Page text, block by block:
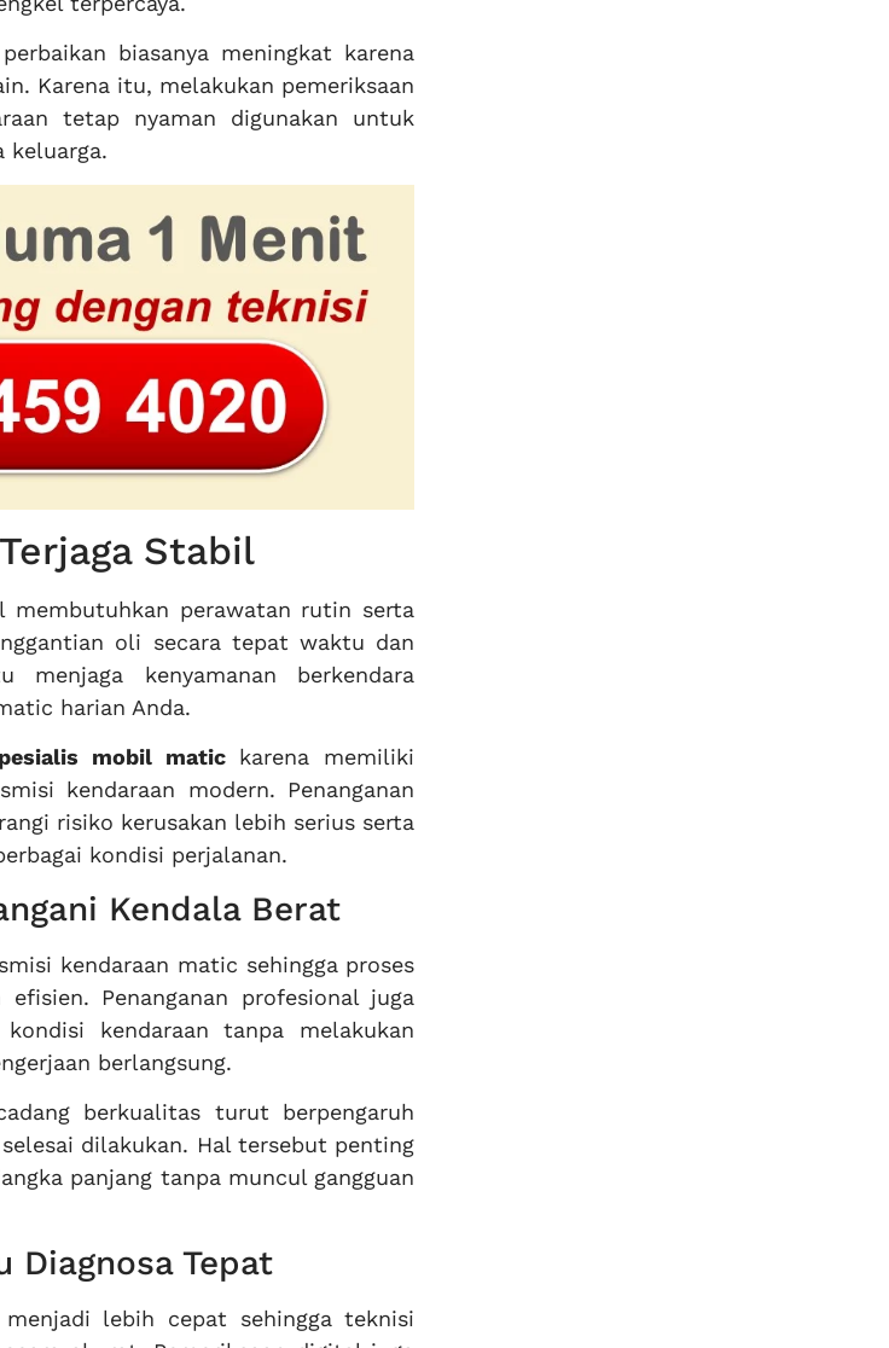
biasanya meningkat karena
Karena itu, melakukan pemeriksaan
tetap nyaman digunakan untuk
keluarga.
Stabil
membutuhkan perawatan rutin serta
oli secara tepat waktu dan
menjaga kenyamanan berkendara
harian Anda.
mobil matickarena memiliki
kendaraan modern. Penanganan
risiko kerusakan lebih serius serta
kondisi perjalanan.
Kendala Berat
kendaraan matic sehingga proses
Penanganan profesional juga
kendaraan tanpa melakukan
berlangsung.
berkualitas turut berpengaruh
dilakukan. Hal tersebut penting
panjang tanpa muncul gangguan
Diagnosa Tepat
lebih cepat sehingga teknisi